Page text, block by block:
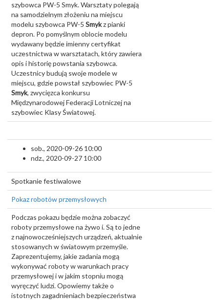
szybowca PW-5 Smyk. Warsztaty polegają
na samodzielnym złożeniu na miejscu
modelu szybowca PW-5 Smykz pianki
depron. Po pomyślnym oblocie modelu
wydawany będzie imienny certyfikat
uczestnictwa w warsztatach, który zawiera
opis i historię powstania szybowca.
Uczestnicy budują swoje modele w
miejscu, gdzie powstał szybowiec PW-5
Smyk, zwycięzca konkursu
Międzynarodowej Federacji Lotniczej na
szybowiec Klasy Światowej.
sob., 2020-09-26 10:00
ndz., 2020-09-27 10:00
Spotkanie festiwalowe
Pokaz robotów przemysłowych
Podczas pokazu będzie można zobaczyć
roboty przemysłowe na żywo i. Są to jedne
z najnowocześniejszych urządzeń, aktualnie
stosowanych w światowym przemyśle.
Zaprezentujemy, jakie zadania mogą
wykonywać roboty w warunkach pracy
przemysłowej i w jakim stopniu mogą
wyręczyć ludzi. Opowiemy także o
istotnych zagadnieniach bezpieczeństwa